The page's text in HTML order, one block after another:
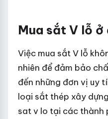
Mua sắt V lỗ ở
Việc mua sắt V lỗ
nhiên để đảm bảo
đến những đơn vị uy
loại sắt thép xây
sat v lo tại các thành